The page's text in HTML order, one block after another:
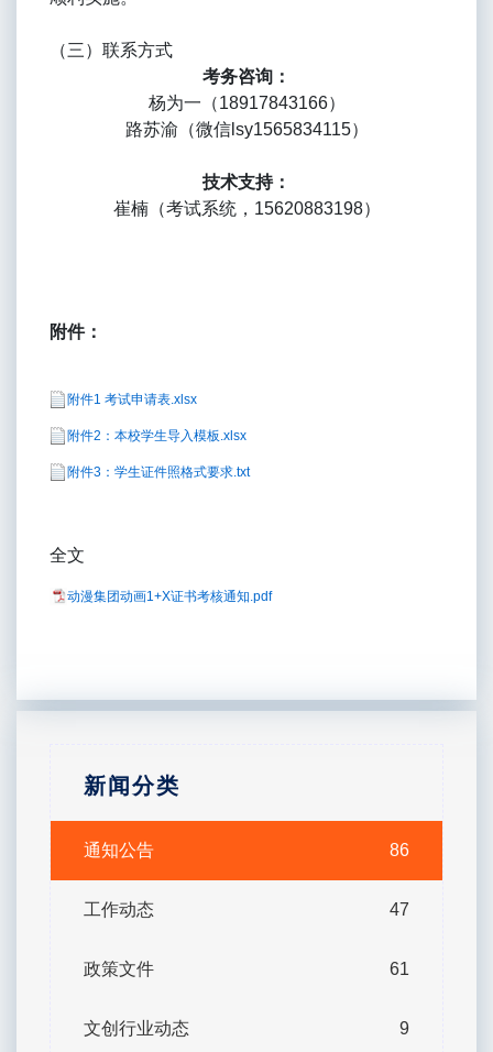
（三）联系方式
考务咨询：
杨为一（18917843166）
路苏渝（微信lsy1565834115）
技术支持：
崔楠（考试系统，15620883198）
附件：
附件1 考试申请表.xlsx
附件2：本校学生导入模板.xlsx
附件3：学生证件照格式要求.txt
全文
动漫集团动画1+X证书考核通知.pdf
新闻分类
通知公告 86
工作动态 47
政策文件 61
文创行业动态 9